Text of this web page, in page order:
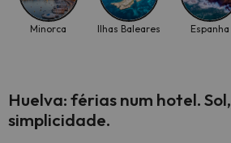
Minorca Ilhas Baleares Espanha
Huelva: férias num hotel.
simplicidade.